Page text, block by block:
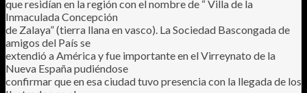
que residían en la región con el nombre de “ Villa de la
Inmaculada Concepción
de Zalaya” (tierra llana en vasco). La Sociedad Bascongada de
amigos del País se
extendió a América y fue importante en el Virreynato de la
Nueva España pudiéndose
confirmar que en esa ciudad tuvo presencia con la llegada de los